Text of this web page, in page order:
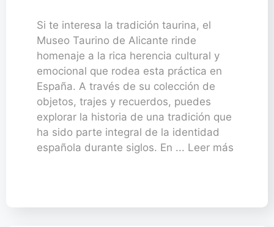
Si te interesa la tradición taurina, el
Museo Taurino de Alicante rinde
homenaje a la rica herencia cultural y
emocional que rodea esta práctica en
España. A través de su colección de
objetos, trajes y recuerdos, puedes
explorar la historia de una tradición que
ha sido parte integral de la identidad
española durante siglos. En ... Leer más